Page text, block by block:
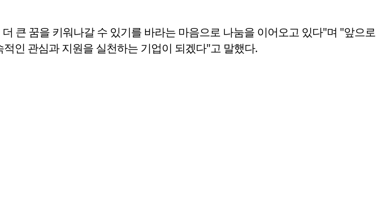
큰 꿈을 키워나갈 수 있기를 바라는 마음으로 나눔을 이어오고 있다"며 "앞으로
인 관심과 지원을 실천하는 기업이 되겠다"고 말했다.